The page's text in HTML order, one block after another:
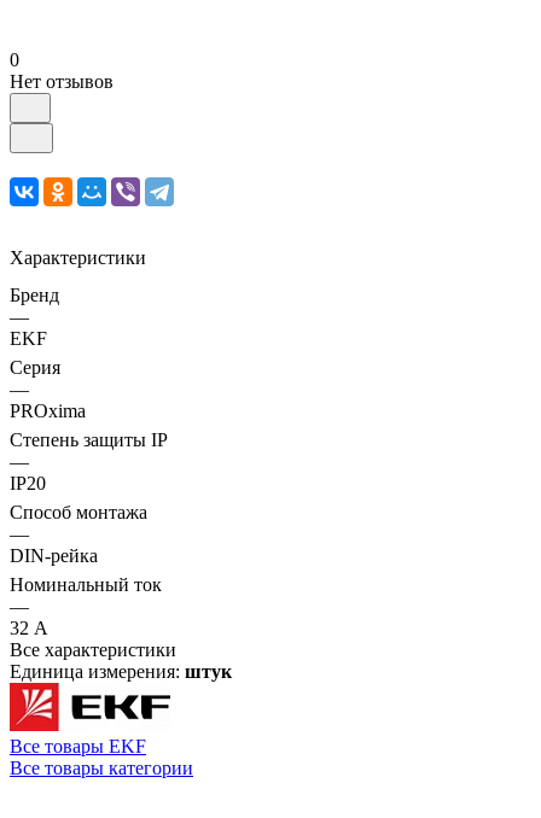
0
Нет отзывов
Характеристики
Бренд
—
EKF
Серия
—
PROxima
Степень защиты IP
—
IP20
Способ монтажа
—
DIN-рейка
Номинальный ток
—
32 А
Все характеристики
Единица измерения: штук
Все товары EKF
Все товары категории